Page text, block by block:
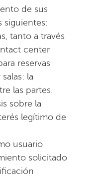
de sus
siguientes:
tanto a través
center
reservas
la
las partes.
sobre la
legítimo de
usuario
solicitado